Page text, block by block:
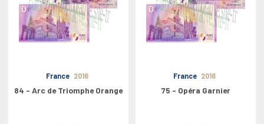
France 2016
84 - Arc de Triomphe Orange
France 2016
75 - Opéra Garnier